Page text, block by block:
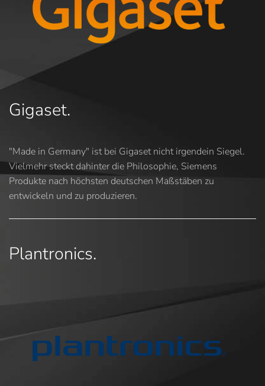
Gigaset.
"Made in Germany" ist bei Gigaset nicht irgendein Siegel.
Vielmehr steckt dahinter die Philosophie, Siemens
Produkte nach höchsten deutschen Maßstäben zu
entwickeln und zu produzieren.
Plantronics.